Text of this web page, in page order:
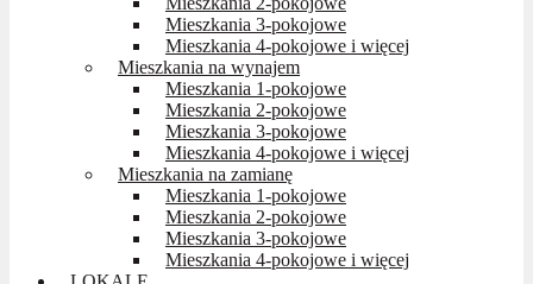
Mieszkania 3-pokojowe
Mieszkania 4-pokojowe i więcej
Mieszkania na wynajem
Mieszkania 1-pokojowe
Mieszkania 2-pokojowe
Mieszkania 3-pokojowe
Mieszkania 4-pokojowe i więcej
Mieszkania na zamianę
Mieszkania 1-pokojowe
Mieszkania 2-pokojowe
Mieszkania 3-pokojowe
Mieszkania 4-pokojowe i więcej